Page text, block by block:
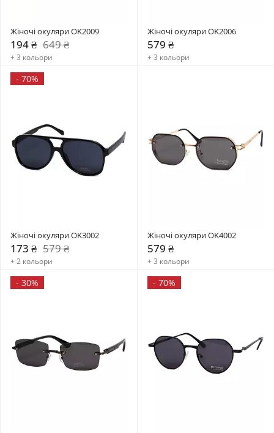
Жіночі окуляри OK2009
194 ₴ 649 ₴
+ 3 кольори
Жіночі окуляри OK2006
579 ₴
+ 3 кольори
- 70%
Жіночі окуляри OK3002
173 ₴ 579 ₴
+ 2 кольори
Жіночі окуляри OK4002
579 ₴
+ 3 кольори
- 30% - 70%